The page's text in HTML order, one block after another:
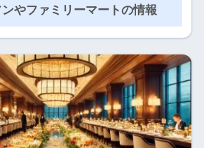
やファミリーマートの情報